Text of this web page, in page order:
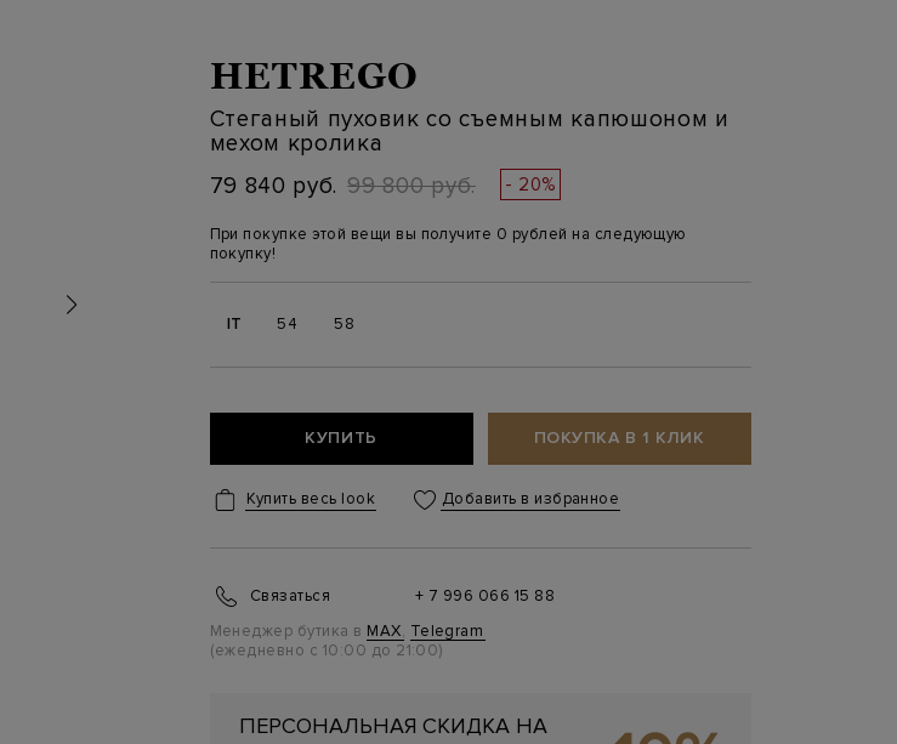
HETREGO
Стеганый пуховик со съемным капюшоном и
мехом кролика
79 840 руб. 99 800 руб. - 20%
При покупке этой вещи вы получите 0 рублей на следующую
покупку!
IT 54 58
КУПИТЬ ПОКУПКА В 1 КЛИК
Купить весь look Добавить в избранное
Связаться
+ 7 996 066 15 88
Менеджер бутика в MAX, Telegram
(ежедневно с 10:00 до 21:00)
ПЕРСОНАЛЬНАЯ СКИДКА НА